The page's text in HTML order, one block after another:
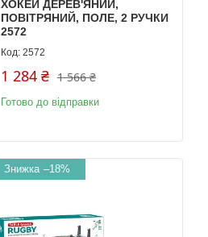
ХОКЕЙ ДЕРЕВ'ЯНИЙ,
ПОВІТРЯНИЙ, ПОЛЕ, 2 РУЧКИ
2572
2572
1 566 ₴
1 284 ₴
Готово до відправки
–18%